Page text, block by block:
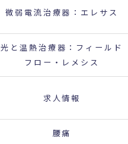
微弱電流治療器：エレサス
光と温熱治療器：フィールド
フロー・レメシス
求人情報
腰痛